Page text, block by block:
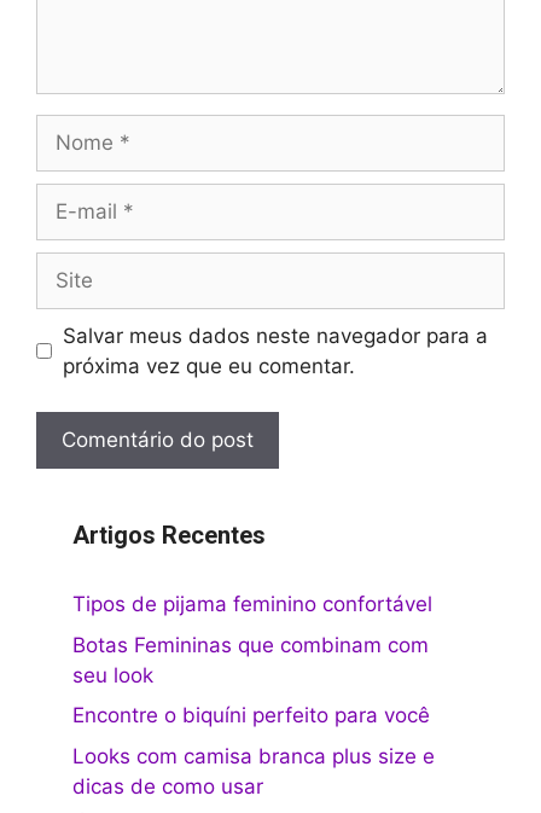
mail
Salvar meus dados neste navegador para a
próxima vez que eu comentar.
Artigos Recentes
Tipos de pijama feminino confortável
Botas Femininas que combinam com
seu look
Encontre o biquíni perfeito para você
Looks com camisa branca plus size e
dicas de como usar